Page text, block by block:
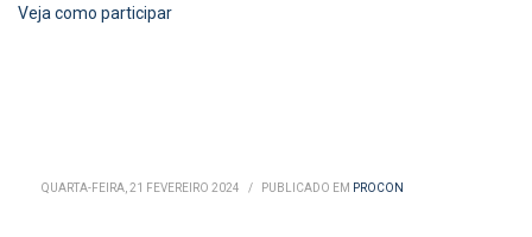
Veja como participar
QUARTA-FEIRA, 21 FEVEREIRO 2024 / PUBLICADO EM PROCON